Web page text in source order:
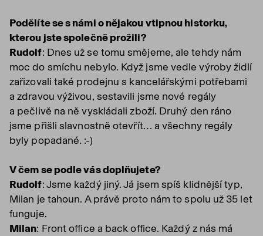
Podělíte se s námi o nějakou vtipnou historku,
kterou jste společně prožili?
Rudolf: Dnes už se tomu smějeme, ale tehdy nám
moc do smíchu nebylo. Když jsme vedle výroby židlí
zařizovali také prodejnu s kancelářskými potřebami
a zdravou výživou, sestavili jsme nové regály
a pečlivě na ně vyskládali zboží. Druhý den ráno
jsme přišli slavnostně otevřít… a všechny regály
byly popadané. :-)
V čem se podle vás doplňujete?
Rudolf: Jsme každý jiný. Já jsem spíš klidnější typ,
Milan je tahoun. A právě proto nám to spolu už 35 let
funguje.
Milan: Front office a back office. Každý z nás má